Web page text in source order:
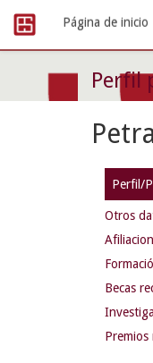
navigation
Página de inicio
Perfil
Perfil/
Otros
Becas
Premios